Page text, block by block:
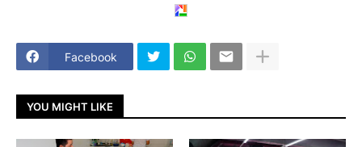
Facebook
YOU MIGHT LIKE